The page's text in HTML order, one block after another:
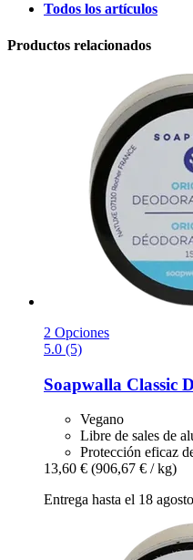
Todos los artículos
Productos relacionados
2 Opciones
5.0 (5)
Soapwalla Classic
Vegano
Libre de sales de
Protección eficaz
13,60 € (906,67 € / kg)
Entrega hasta el 18 agosto